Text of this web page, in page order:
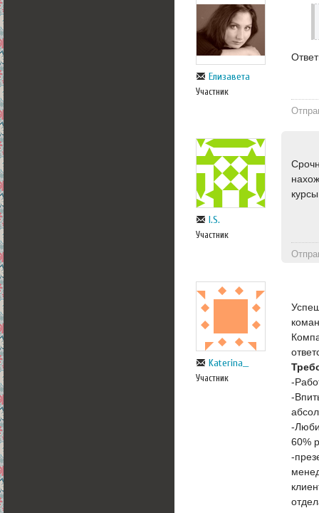
Елизавета
Участник
I.S.
Участник
Katerina__
Участник
-
-
-
60%
-